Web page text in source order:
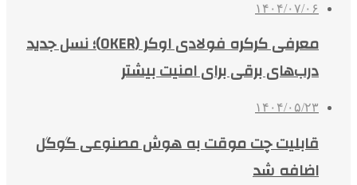
۱۴۰۴/۰۷/۰۶
معرفی کرکره فولادی اوکر (OKER)؛ نسل جدید
درب‌های برقی برای امنیت بیشتر
۱۴۰۴/۰۵/۲۳
قابلیت چت موقت به هوش مصنوعی گوگل
اضافه شد